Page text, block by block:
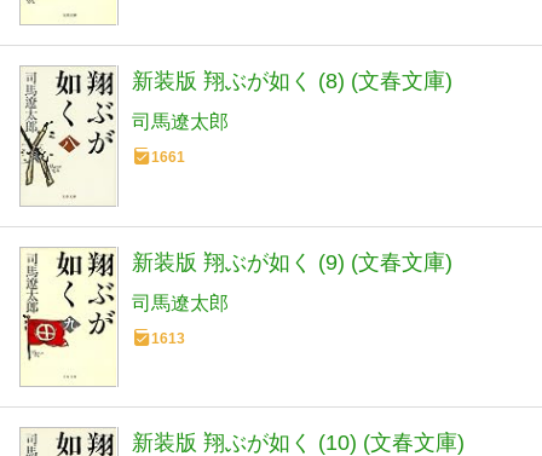
新装版 翔ぶが如く (8) (文春文庫)
司馬遼太郎
1661
新装版 翔ぶが如く (9) (文春文庫)
司馬遼太郎
1613
新装版 翔ぶが如く (10) (文春文庫)